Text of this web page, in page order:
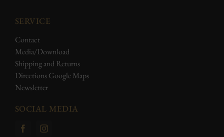
SERVICE
Contact
Media/Download
Shipping and Returns
Directions Google Maps
Newsletter
SOCIAL MEDIA